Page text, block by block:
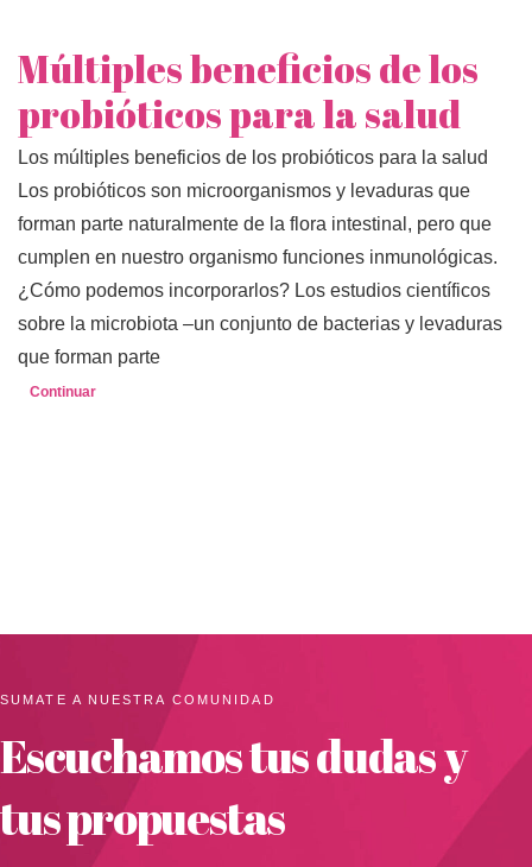
Múltiples beneficios de los
probióticos para la salud
Los múltiples beneficios de los probióticos para la salud
Los probióticos son microorganismos y levaduras que
forman parte naturalmente de la flora intestinal, pero que
cumplen en nuestro organismo funciones inmunológicas.
¿Cómo podemos incorporarlos? Los estudios científicos
sobre la microbiota –un conjunto de bacterias y levaduras
que forman parte
Continuar
SUMATE A NUESTRA COMUNIDAD
Escuchamos tus dudas y
tus propuestas